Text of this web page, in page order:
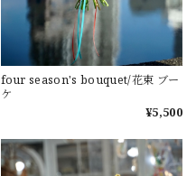
four season's bouquet/花束 ブー
ケ
¥5,500